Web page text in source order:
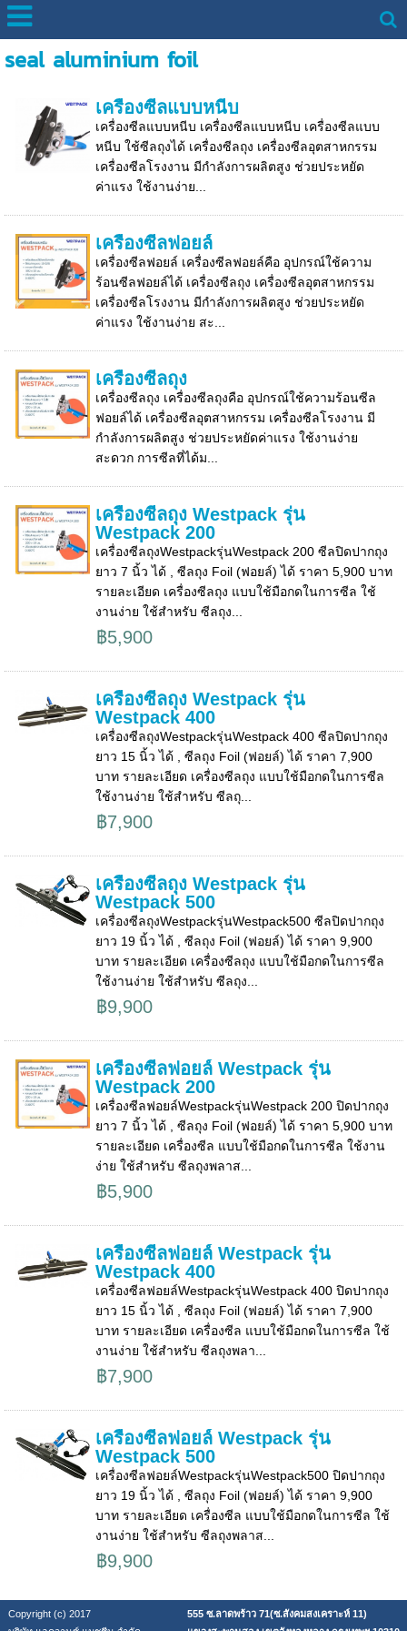
seal aluminium foil
เครื่องซีลแบบหนีบ
เครื่องซีลแบบหนีบ เครื่องซีลแบบหนีบ เครื่องซีลแบบ
หนีบ ใช้ซีลถุงได้ เครื่องซีลถุง เครื่องซีลอุตสาหกรรม
เครื่องซีลโรงงาน มีกำลังการผลิตสูง ช่วยประหยัด
ค่าแรง ใช้งานง่าย...
เครื่องซีลฟอยล์
เครื่องซีลฟอยล์ เครื่องซีลฟอยล์คือ อุปกรณ์ใช้ความ
ร้อนซีลฟอยล์ได้ เครื่องซีลถุง เครื่องซีลอุตสาหกรรม
เครื่องซีลโรงงาน มีกำลังการผลิตสูง ช่วยประหยัด
ค่าแรง ใช้งานง่าย สะ...
เครื่องซีลถุง
เครื่องซีลถุง เครื่องซีลถุงคือ อุปกรณ์ใช้ความร้อนซีล
ฟอยล์ได้ เครื่องซีลอุตสาหกรรม เครื่องซีลโรงงาน มี
กำลังการผลิตสูง ช่วยประหยัดค่าแรง ใช้งานง่าย
สะดวก การซีลที่ได้ม...
เครื่องซีลถุง Westpack รุ่น
Westpack 200
เครื่องซีลถุงWestpackรุ่นWestpack 200 ซีลปิดปากถุง
ยาว 7 นิ้ว ได้ , ซีลถุง Foil (ฟอยล์) ได้ ราคา 5,900 บาท
รายละเอียด เครื่องซีลถุง แบบใช้มือกดในการซีล ใช้
งานง่าย ใช้สำหรับ ซีลถุง...
฿5,900
เครื่องซีลถุง Westpack รุ่น
Westpack 400
เครื่องซีลถุงWestpackรุ่นWestpack 400 ซีลปิดปากถุง
ยาว 15 นิ้ว ได้ , ซีลถุง Foil (ฟอยล์) ได้ ราคา 7,900
บาท รายละเอียด เครื่องซีลถุง แบบใช้มือกดในการซีล
ใช้งานง่าย ใช้สำหรับ ซีลถุ...
฿7,900
เครื่องซีลถุง Westpack รุ่น
Westpack 500
เครื่องซีลถุงWestpackรุ่นWestpack500 ซีลปิดปากถุง
ยาว 19 นิ้ว ได้ , ซีลถุง Foil (ฟอยล์) ได้ ราคา 9,900
บาท รายละเอียด เครื่องซีลถุง แบบใช้มือกดในการซีล
ใช้งานง่าย ใช้สำหรับ ซีลถุง...
฿9,900
เครื่องซีลฟอยล์ Westpack รุ่น
Westpack 200
เครื่องซีลฟอยล์Westpackรุ่นWestpack 200 ปิดปากถุง
ยาว 7 นิ้ว ได้ , ซีลถุง Foil (ฟอยล์) ได้ ราคา 5,900 บาท
รายละเอียด เครื่องซีล แบบใช้มือกดในการซีล ใช้งาน
ง่าย ใช้สำหรับ ซีลถุงพลาส...
฿5,900
เครื่องซีลฟอยล์ Westpack รุ่น
Westpack 400
เครื่องซีลฟอยล์Westpackรุ่นWestpack 400 ปิดปากถุง
ยาว 15 นิ้ว ได้ , ซีลถุง Foil (ฟอยล์) ได้ ราคา 7,900
บาท รายละเอียด เครื่องซีล แบบใช้มือกดในการซีล ใช้
งานง่าย ใช้สำหรับ ซีลถุงพลา...
฿7,900
เครื่องซีลฟอยล์ Westpack รุ่น
Westpack 500
เครื่องซีลฟอยล์Westpackรุ่นWestpack500 ปิดปากถุง
ยาว 19 นิ้ว ได้ , ซีลถุง Foil (ฟอยล์) ได้ ราคา 9,900
บาท รายละเอียด เครื่องซีล แบบใช้มือกดในการซีล ใช้
งานง่าย ใช้สำหรับ ซีลถุงพลาส...
฿9,900
Copyright (c) 2017
555 ซ.ลาดพร้าว 71(ซ.สังคมสงเคราะห์ 11)